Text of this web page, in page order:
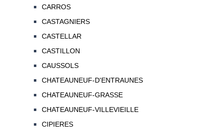
CARROS
CASTAGNIERS
CASTELLAR
CASTILLON
CAUSSOLS
CHATEAUNEUF-D'ENTRAUNES
CHATEAUNEUF-GRASSE
CHATEAUNEUF-VILLEVIEILLE
CIPIERES